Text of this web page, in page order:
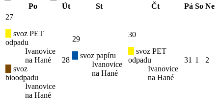
Po
Út St Čt Pá So Ne
27
svoz PET
odpadu
Ivanovice
na Hané
svoz
bioodpadu
Ivanovice
na Hané
28
29
svoz papíru
Ivanovice
na Hané
30
svoz PET
odpadu
Ivanovice
na Hané
31 1 2